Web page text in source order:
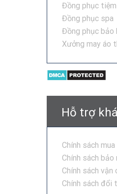
Đồng phục
Đồng phục spa
Đồng phục bảo
Xưởng may áo
Hỗ trợ
Chính sách
Chính sách
Chính sách vận
Chính sách đổi